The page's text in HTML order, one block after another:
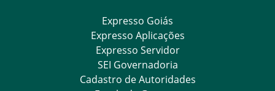
Expresso Goiás
Expresso Aplicações
Expresso Servidor
SEI Governadoria
Cadastro de Autoridades